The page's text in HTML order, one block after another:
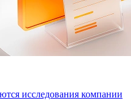
исследования компании